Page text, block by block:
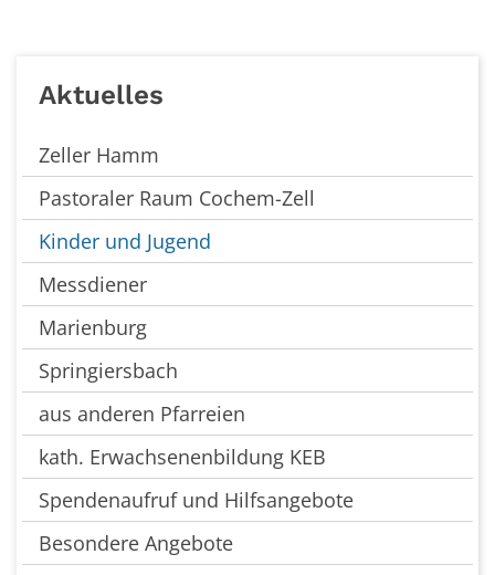
Aktuelles
Zeller Hamm
Pastoraler Raum Cochem-Zell
Kinder und Jugend
Messdiener
Marienburg
Springiersbach
aus anderen Pfarreien
kath. Erwachsenenbildung KEB
Spendenaufruf und Hilfsangebote
Besondere Angebote